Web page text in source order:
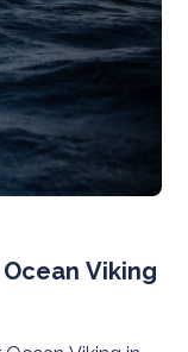
Viking